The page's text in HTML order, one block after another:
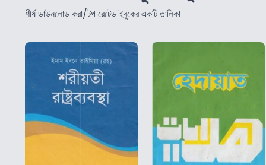
শীর্ষ ডাউনলোড করা/টপ রেটেড ইবুকের একটি তালিকা